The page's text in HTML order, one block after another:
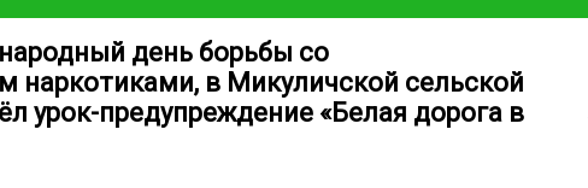
день борьбы со
наркотиками, в Микуличской сельской
урок-предупреждение «Белая дорога в